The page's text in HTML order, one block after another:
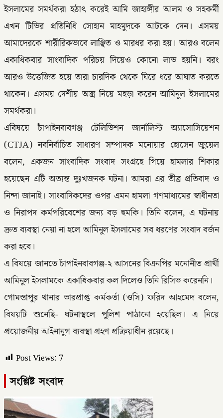
ইসলামের সমর্থকরা হঠাৎ করেই আমি জাহাঙ্গীর আলম ও সহকর্মী
এখন টিভির প্রতিনিধি সোহান মাহমুদকে আটকে দেন। এসময়
আমাদেরকে শারীরিকভাবে লাঞ্ছিত ও মারধর করা হয়। আরও বলেন
একাধিকবার সাংবাদিক পরিচয় দিয়েও কোনো লাভ হয়নি। বরং
আরও উত্তেজিত হয়ে তারা চারদিক থেকে ঘিরে ধরে আঘাত করতে
থাকেন। এসময় দেশীয় অস্ত্র নিয়ে মহড়া করেন আমিনুল ইসলামের
সমর্থকরা।
এবিষয়ে চাঁপাইনবাবগঞ্জ টেলিভিশন জার্নালিস্ট অ্যাসোসিয়েশন
(CTJA) নবনির্বাচিত সাধারণ সম্পাদক মনোয়ার হোসেন জুয়েল
বলেন, একজন সাংবাদিক সংবাদ সংগ্রহে গিয়ে হামলার শিকার
হয়েছেন এটি অত্যন্ত দুঃখজনক ঘটনা। আমরা এর তীব্র প্রতিবাদ ও
নিন্দা জানাই। সাংবাদিকদের ওপর এমন হামলা গণমাধ্যমের স্বাধীনতা
ও নিরাপদ কর্মপরিবেশের জন্য বড় হুমকি। তিনি বলেন, এ ঘটনায়
দ্রুত ব্যবস্থা নেয়া না হলে আমিনুল ইসলামের সব ধরণের সংবাদ বর্জন
করা হবে।
এ বিষয়ে জানতে চাঁপাইনবাবগঞ্জ-২ আসনের বিএনপির মনোনীত প্রার্থী
আমিনুল ইসলামকে একাধিকবার কল দিলেও তিনি রিসিভ করেননি।
গোমস্তাপুর থানার ভারপ্রাপ্ত কর্মকর্তা (ওসি) ফরিদ আহমেদ বলেন,
বিষয়টি শুনেছি- ঘটনাস্থলে পুলিশ পাঠানো হয়েছিল। এ নিয়ে
প্রয়োজনীয় আইনানুগ ব্যবস্থা গ্রহণ প্রক্রিয়াধীন রয়েছে।
Post Views: 7
সংশ্লিষ্ট সংবাদ